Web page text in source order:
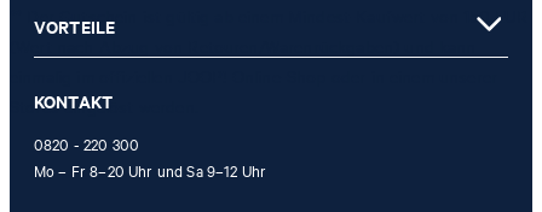
** Der Gutschein ist gültig ab einem Mindest-Kaufwert von 150 EUR
Stores eingelöst werden.
VORTEILE
KONTAKT
0820 - 220 300
Mo – Fr 8–20 Uhr und Sa 9–12 Uhr